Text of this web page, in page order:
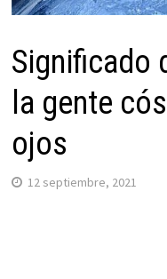
Significado
la gente
ojos
12 septiembre, 2021